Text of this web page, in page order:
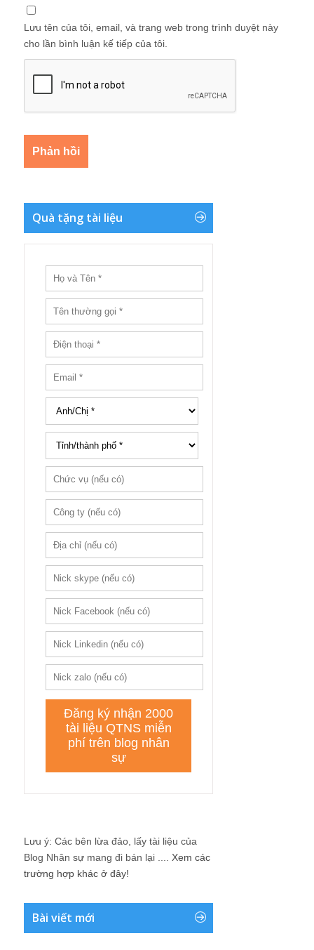
Lưu tên của tôi, email, và trang web trong trình duyệt này
cho lần bình luận kế tiếp của tôi.
Quà tặng tài liệu
Lưu ý: Các bên lừa đảo, lấy tài liệu của
Blog Nhân sự mang đi bán lại .... Xem các
trường hợp khác ở đây!
Bài viết mới